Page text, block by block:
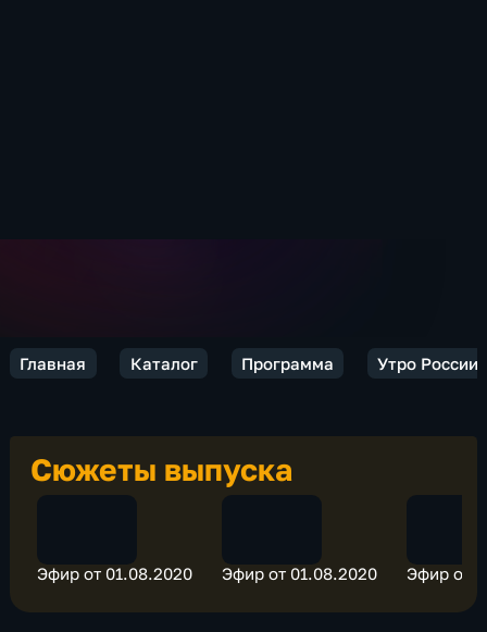
Главная Каталог Программа Утро России
Сюжеты выпуска
Эфир от 01.08.2020 Эфир от 01.08.2020 Эфир от